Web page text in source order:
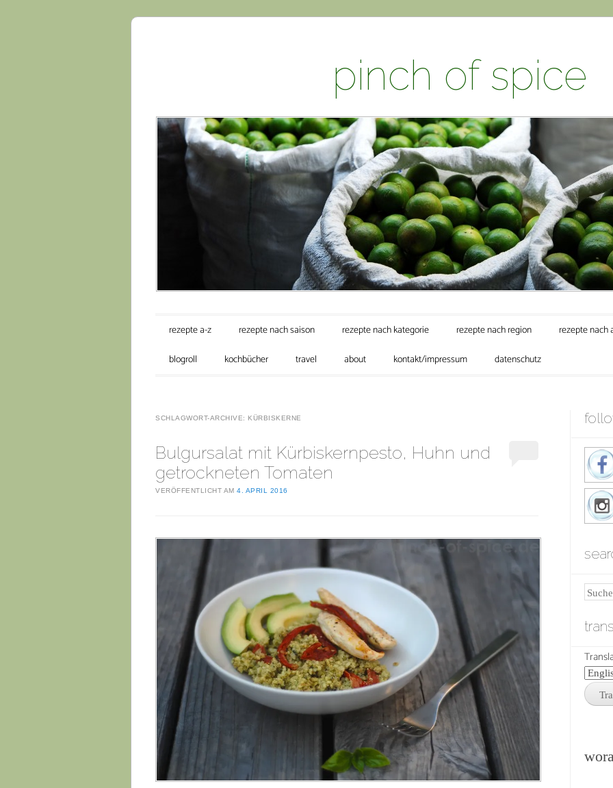
pinch of spice
Hauptmenü
Zum Inhalt springen
rezepte a-z rezepte nach saison rezepte nach kategorie rezepte nach region rezepte nach
blogroll
kochbücher travel about kontakt/impressum datenschutz
SCHLAGWORT-ARCHIVE: KÜRBISKERNE
Bulgursalat mit Kürbiskernpesto, Huhn und
getrockneten Tomaten
VERÖFFENTLICHT AM 4. APRIL 2016